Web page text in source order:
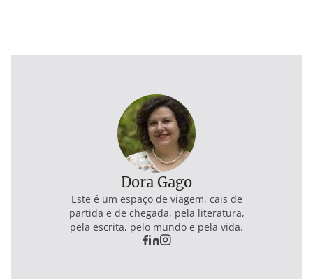
Dora Gago
Este é um espaço de viagem, cais de
partida e de chegada, pela literatura,
pela escrita, pelo mundo e pela vida.